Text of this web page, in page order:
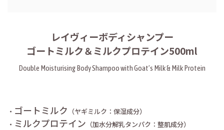
レイヴィーボディシャンプー
ゴートミルク＆ミルクプロテイン500ml
Double Moisturising Body Shampoo with Goat’s Milk & Milk Protein
・ ゴートミルク （ヤギミルク：保湿成分）
・ ミルクプロテイン （加水分解乳タンパク：整肌成分）